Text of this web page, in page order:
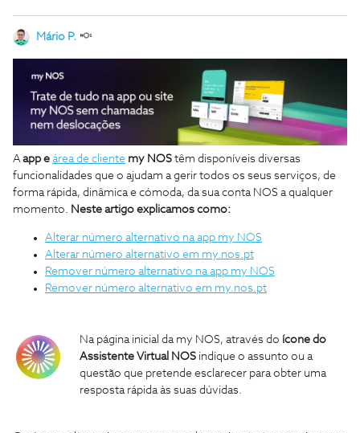
Mário P.
A app e área de cliente my NOS têm disponíveis diversas
funcionalidades que o ajudam a gerir todos os seus serviços, de
forma rápida, dinâmica e cómoda, da sua conta NOS a qualquer
momento.
Neste artigo explicamos como:
Alterar número alternativo na app my NOS
Alterar número alternativo em my.nos.pt
Remover número alternativo na app my NOS
Remover número alternativo em my.nos.pt
Na página inicial da my NOS, através do ícone do
Assistente Virtual NOS indique o assunto ou a
questão que pretende esclarecer para obter uma
resposta rápida às suas dúvidas.